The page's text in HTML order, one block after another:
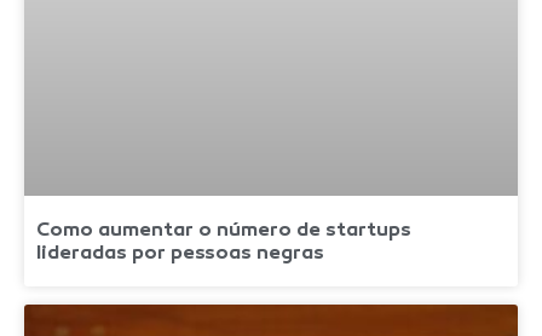
Como aumentar o número de startups
lideradas por pessoas negras